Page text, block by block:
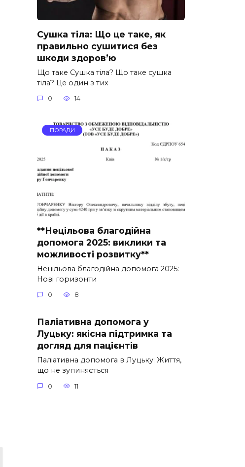
Сушка тіла: Що це таке, як
правильно сушитися без
шкоди здоров’ю
Що таке Сушка тіла? Що таке сушка
тіла? Це один з тих
0 14
ПОРАДИ
**Нецільова благодійна
допомога 2025: виклики та
можливості розвитку**
Нецільова благодійна допомога 2025:
Нові горизонти
0 8
Паліативна допомога у
Луцьку: якісна підтримка та
догляд для пацієнтів
Паліативна допомога в Луцьку: Життя,
що не зупиняється
0 11